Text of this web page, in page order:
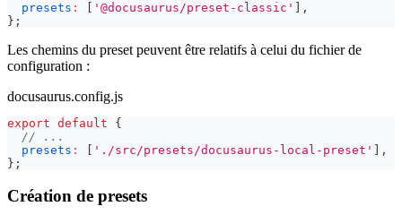
presets : [ '@docusaurus/preset-classic' ] ,
} ;
Les chemins du preset peuvent être relatifs à celui du fichier de
configuration :
docusaurus.config.js
export default
{
// ...
presets : [ './src/presets/docusaurus-local-preset' ] ,
} ;
Création de presets